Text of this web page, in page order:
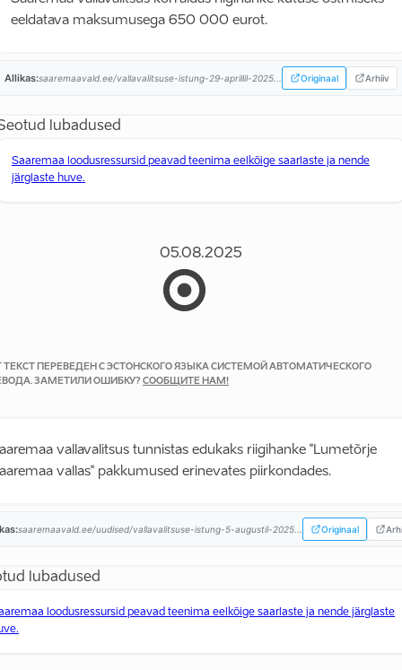
eeldatava maksumusega 650 000 eurot.
Allikas:saaremaavald.ee/vallavalitsuse-istung-29-aprillil-2025... Originaal Arhiiv
lubadused
Saaremaa loodusressursid peavad teenima eelkõige saarlaste ja nende
järglaste huve.
05.08.2025
ТЕКСТ ПЕРЕВЕДЕН С ЭСТОНСКОГО ЯЗЫКА СИСТЕМОЙ АВТОМАТИЧЕСКОГО
ЗАМЕТИЛИ ОШИБКУ? СООБЩИТЕ НАМ!
vallavalitsus tunnistas edukaks riigihanke "Lumetõrje
vallas" pakkumused erinevates piirkondades.
saaremaavald.ee/uudised/vallavalitsuse-istung-5-augustil-2025... Originaal
lubadused
loodusressursid peavad teenima eelkõige saarlaste ja nende järglaste